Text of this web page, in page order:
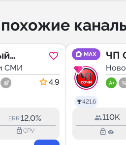
СМИ
4.9
ERR:12.0%
lock_outlineCPV
MAX
421.6
ЧП
110K
lock_outline